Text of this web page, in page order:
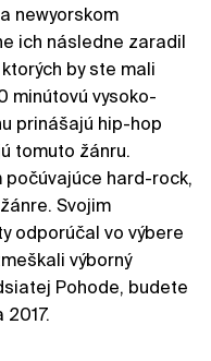
newyorskom
ich následne zaradil
by ste mali
minútovú vysoko-
prinášajú hip-hop
tomuto žánru.
počúvajúce hard-rock,
Svojim
odporúčal vo výbere
výborný
Pohode, budete